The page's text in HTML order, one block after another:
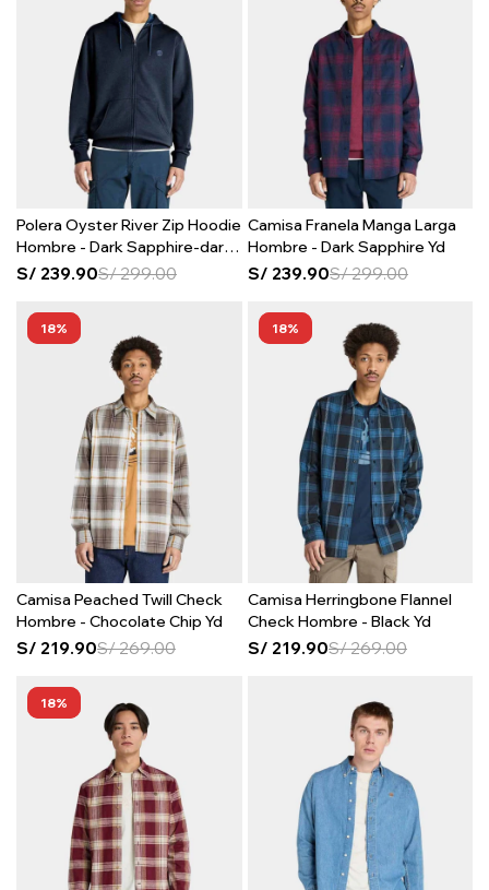
Polera Oyster River Zip Hoodie
Hombre - Dark Sapphire-dark
Denim
S/ 239.90S/299.00
Camisa Franela Manga Larga
Hombre - Dark Sapphire Yd
S/ 239.90S/299.00
18
Camisa Peached Twill Check
Hombre - Chocolate Chip Yd
S/ 219.90S/269.00
18
Camisa Herringbone Flannel
Check Hombre - Black Yd
S/ 219.90S/269.00
18